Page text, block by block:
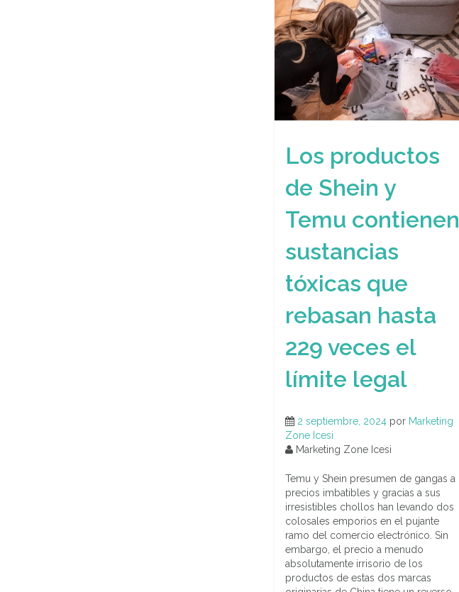
Los productos
de Shein y
Temu contienen
sustancias
tóxicas que
rebasan hasta
229 veces el
límite legal
2 septiembre, 2024 por Marketing
Zone Icesi
Marketing Zone Icesi
Temu y Shein presumen de gangas a
precios imbatibles y gracias a sus
irresistibles chollos han levando dos
colosales emporios en el pujante
ramo del comercio electrónico. Sin
embargo, el precio a menudo
absolutamente irrisorio de los
productos de estas dos marcas